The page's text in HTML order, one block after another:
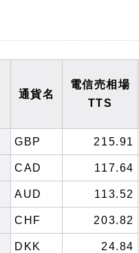
通貨名
電信売相場
TTS
GBP 215.91
CAD 117.64
AUD 113.52
CHF 203.82
DKK 24.84